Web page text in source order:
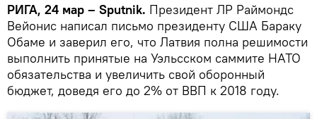
РИГА, 24 мар – Sputnik. Президент ЛР Раймондс
Вейонис написал письмо президенту США Бараку
Обаме и заверил его, что Латвия полна решимости
выполнить принятые на Уэльсском саммите НАТО
обязательства и увеличить свой оборонный
бюджет, доведя его до 2% от ВВП к 2018 году.